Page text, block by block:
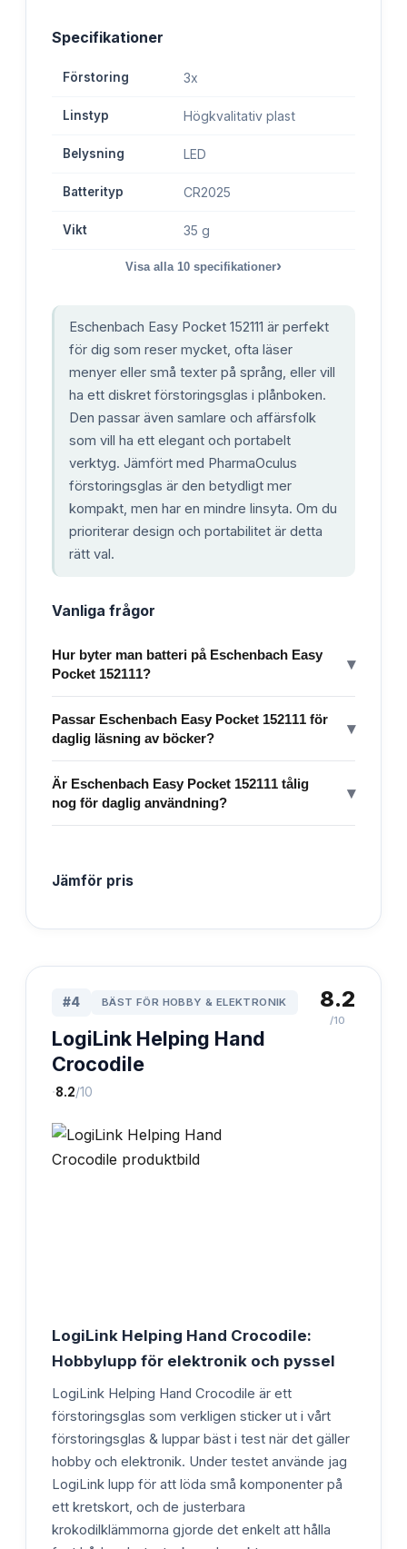
Specifikationer
Förstoring 3x
Linstyp Högkvalitativ plast
Belysning LED
Batterityp CR2025
Vikt 35 g
Visa alla 10 specifikationer›
Eschenbach Easy Pocket 152111 är perfekt
för dig som reser mycket, ofta läser
menyer eller små texter på språng, eller vill
ha ett diskret förstoringsglas i plånboken.
Den passar även samlare och affärsfolk
som vill ha ett elegant och portabelt
verktyg. Jämfört med PharmaOculus
förstoringsglas är den betydligt mer
kompakt, men har en mindre linsyta. Om du
prioriterar design och portabilitet är detta
rätt val.
Vanliga frågor
Hur byter man batteri på Eschenbach Easy
Pocket 152111?
▾
Passar Eschenbach Easy Pocket 152111 för
daglig läsning av böcker?
▾
Är Eschenbach Easy Pocket 152111 tålig
nog för daglig användning?
▾
Jämför pris
#4 BÄST FÖR HOBBY & ELEKTRONIK
LogiLink Helping Hand
Crocodile
·8.2/10
8.2
/10
LogiLink Helping Hand Crocodile:
Hobbylupp för elektronik och pyssel
LogiLink Helping Hand Crocodile är ett
förstoringsglas som verkligen sticker ut i vårt
förstoringsglas & luppar bäst i test när det gäller
hobby och elektronik. Under testet använde jag
LogiLink lupp för att löda små komponenter på
ett kretskort, och de justerbara
krokodilklämmorna gjorde det enkelt att hålla